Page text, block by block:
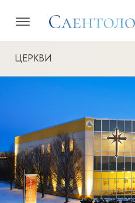
ЦЕРКВИ